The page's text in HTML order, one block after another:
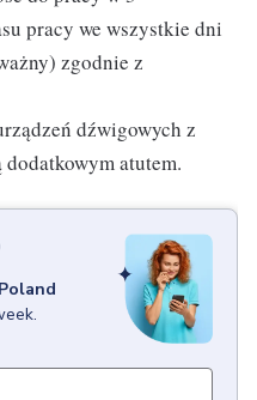
pracy we wszystkie dni
zgodnie z
dźwigowych z
atutem.